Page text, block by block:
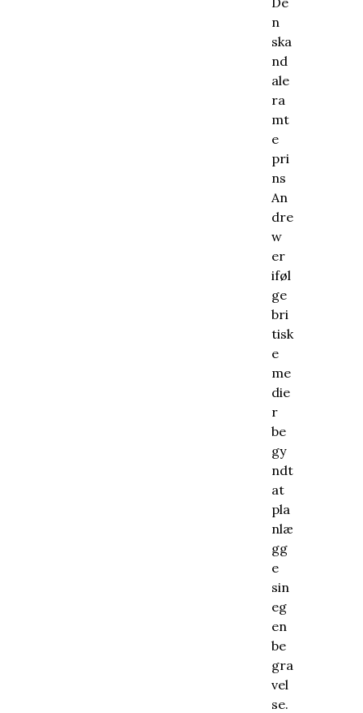
n
ska
nd
ale
ra
mt
e
pri
ns
An
dre
w
er
iføl
ge
bri
tisk
e
me
die
r
be
gy
ndt
at
pla
nlæ
gg
e
sin
eg
en
be
gra
vel
se.